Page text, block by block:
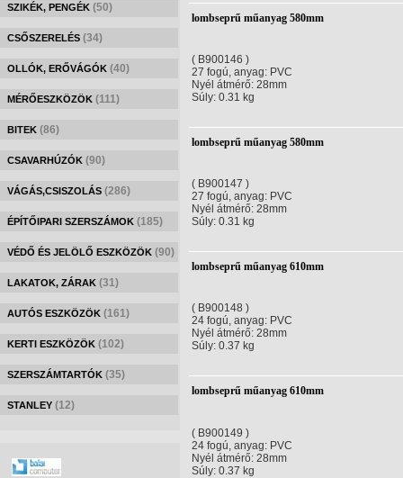
SZIKÉK, PENGÉK (50)
CSŐSZERELÉS (34)
OLLÓK, ERŐVÁGÓK (40)
MÉRŐESZKÖZÖK (111)
BITEK (86)
CSAVARHÚZÓK (90)
VÁGÁS,CSISZOLÁS (286)
ÉPÍTŐIPARI SZERSZÁMOK (185)
VÉDŐ ÉS JELÖLŐ ESZKÖZÖK (90)
LAKATOK, ZÁRAK (31)
AUTÓS ESZKÖZÖK (161)
KERTI ESZKÖZÖK (102)
SZERSZÁMTARTÓK (35)
STANLEY (12)
lombseprű műanyag 580mm
( B900146 )
27 fogú, anyag: PVC
Nyél átmérő: 28mm
Súly: 0.31 kg
lombseprű műanyag 580mm
( B900147 )
27 fogú, anyag: PVC
Nyél átmérő: 28mm
Súly: 0.31 kg
lombseprű műanyag 610mm
( B900148 )
24 fogú, anyag: PVC
Nyél átmérő: 28mm
Súly: 0.37 kg
lombseprű műanyag 610mm
( B900149 )
24 fogú, anyag: PVC
Nyél átmérő: 28mm
Súly: 0.37 kg